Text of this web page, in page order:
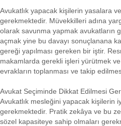
Avukatlık yapacak kişilerin yasalara
gerekmektedir. Müvekkilleri adına
olarak savunma yapmak avukatların
açmak yine bu davayı sonuçlanana
gereği yapılması gereken bir iştir.
makamlarda gerekli işleri yürütmek
evrakların toplanması ve takip
Avukat Seçiminde Dikkat Edilmesi
Avukatlık mesleğini yapacak kişilerin
gerekmektedir. Pratik zekâya ve bu
sözel kapasiteye sahip olmaları